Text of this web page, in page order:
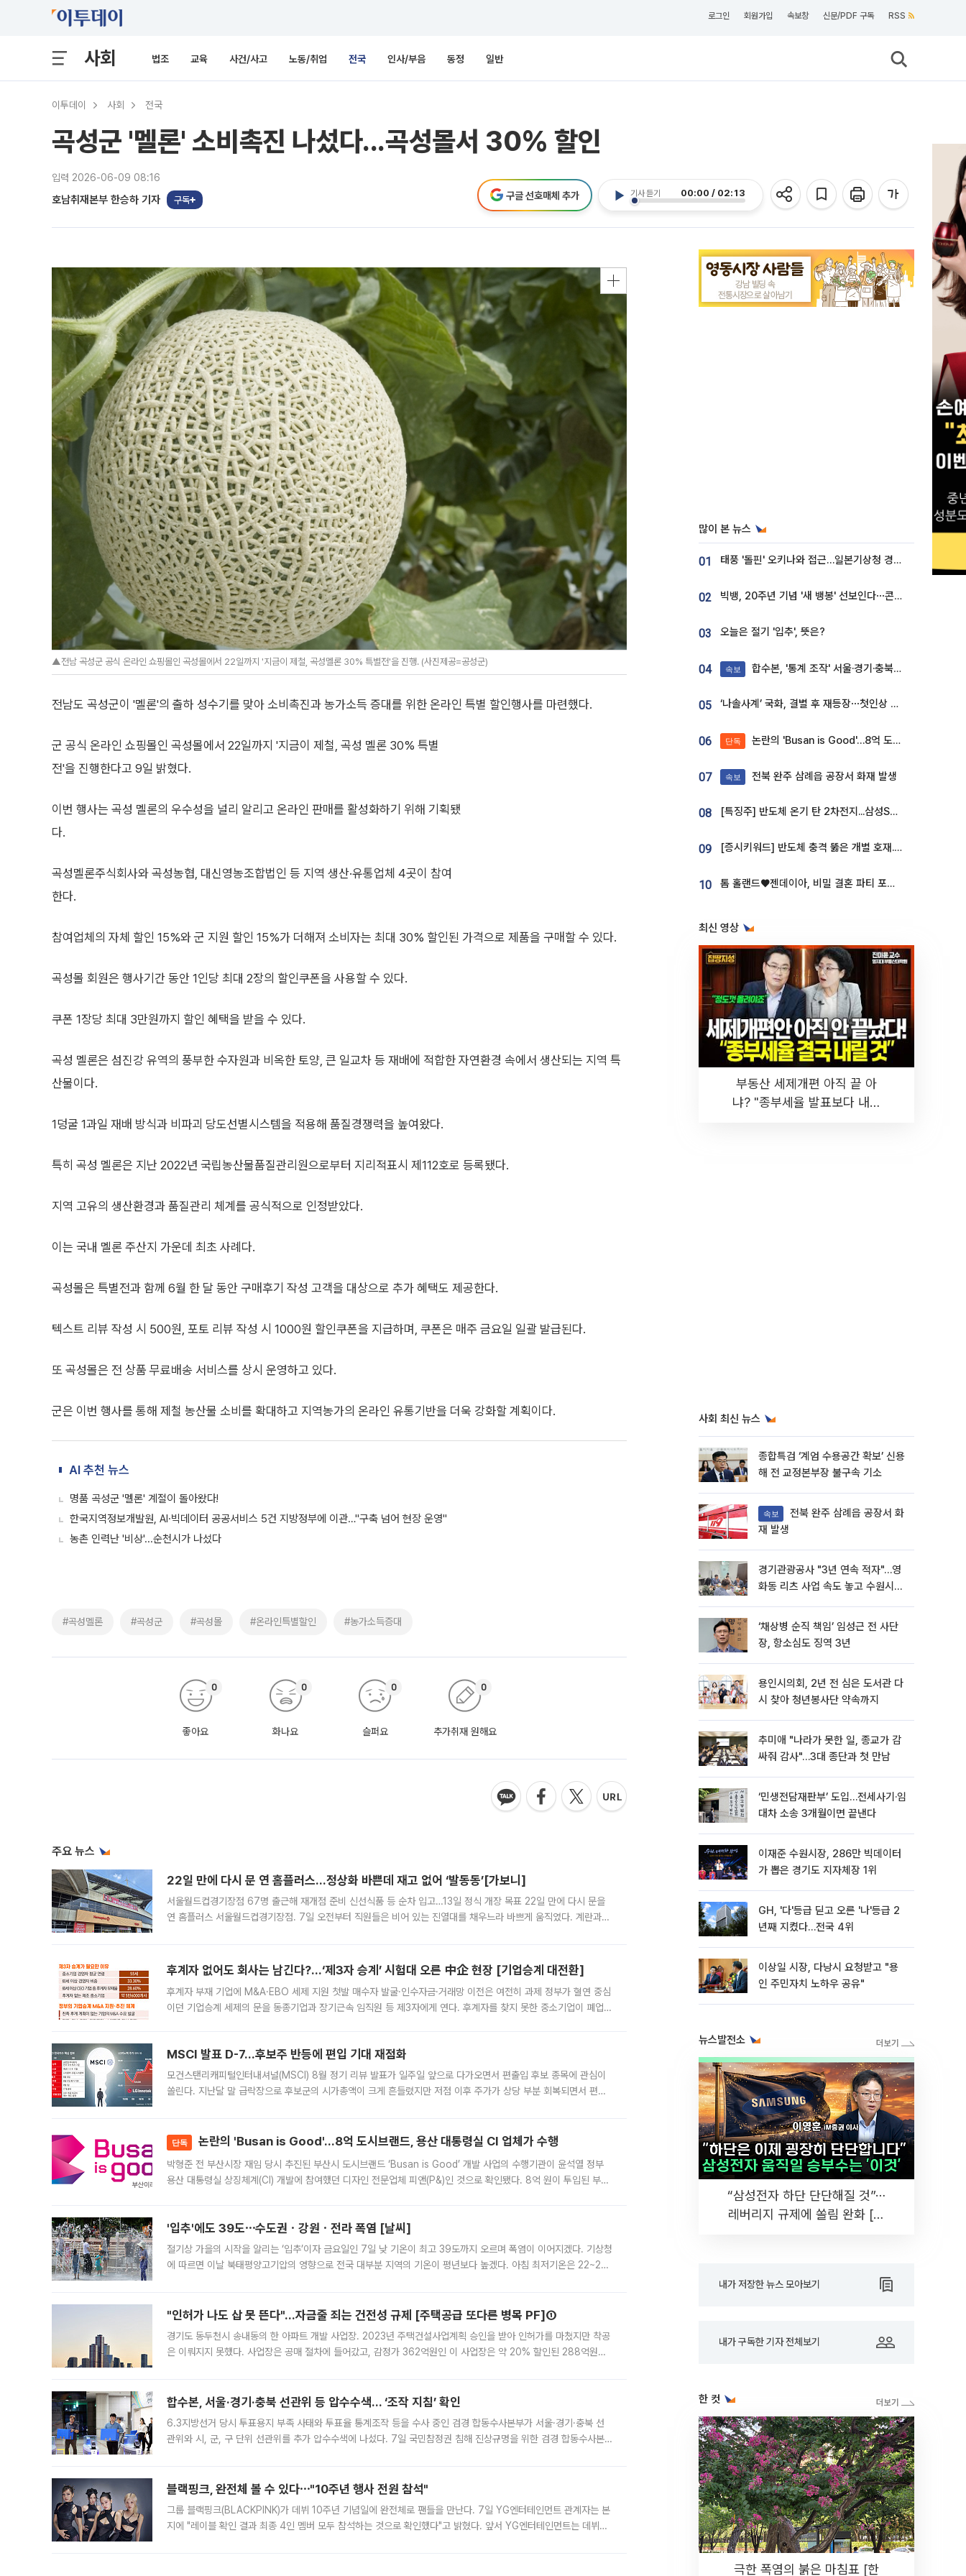
로그인 회원가입 속보창 신문/PDF 구독 RSS
사회 법조 교육 사건/사고 노동/취업 전국 인사/부음 동정 일반
이투데이 사회 전국
곡성군 '멜론' 소비촉진 나섰다...곡성몰서 30% 할인
입력 2026-06-09 08:16
호남취재본부 한승하 기자 구독
기사 듣기 00:00 / 02:13
구글 선호매체 추가
▲전남 곡성군 공식 온라인 쇼핑몰인 곡성몰에서 22일까지 '지금이 제철, 곡성멜론 30% 특별전'을 진행. (사진제공=공성군)
전남도 곡성군이 '멜론'의 출하 성수기를 맞아 소비촉진과 농가소득 증대를 위한 온라인 특별 할인행사를 마련했다.
군 공식 온라인 쇼핑몰인 곡성몰에서 22일까지 '지금이 제철, 곡성 멜론 30% 특별
전'을 진행한다고 9일 밝혔다.
이번 행사는 곡성 멜론의 우수성을 널리 알리고 온라인 판매를 활성화하기 위해 기획됐
다.
곡성멜론주식회사와 곡성농협, 대신영농조합법인 등 지역 생산·유통업체 4곳이 참여
한다.
참여업체의 자체 할인 15%와 군 지원 할인 15%가 더해져 소비자는 최대 30% 할인된 가격으로 제품을 구매할 수 있다.
곡성몰 회원은 행사기간 동안 1인당 최대 2장의 할인쿠폰을 사용할 수 있다.
쿠폰 1장당 최대 3만원까지 할인 혜택을 받을 수 있다.
곡성 멜론은 섬진강 유역의 풍부한 수자원과 비옥한 토양, 큰 일교차 등 재배에 적합한 자연환경 속에서 생산되는 지역 특
산물이다.
1덩굴 1과일 재배 방식과 비파괴 당도선별시스템을 적용해 품질경쟁력을 높여왔다.
특히 곡성 멜론은 지난 2022년 국립농산물품질관리원으로부터 지리적표시 제112호로 등록됐다.
지역 고유의 생산환경과 품질관리 체계를 공식적으로 인정받았다.
이는 국내 멜론 주산지 가운데 최초 사례다.
곡성몰은 특별전과 함께 6월 한 달 동안 구매후기 작성 고객을 대상으로 추가 혜택도 제공한다.
텍스트 리뷰 작성 시 500원, 포토 리뷰 작성 시 1000원 할인쿠폰을 지급하며, 쿠폰은 매주 금요일 일괄 발급된다.
또 곡성몰은 전 상품 무료배송 서비스를 상시 운영하고 있다.
군은 이번 행사를 통해 제철 농산물 소비를 확대하고 지역농가의 온라인 유통기반을 더욱 강화할 계획이다.
AI 추천 뉴스
명품 곡성군 '멜론' 계절이 돌아왔다!
한국지역정보개발원, AI·빅데이터 공공서비스 5건 지방정부에 이관…"구축 넘어 현장 운영"
농촌 인력난 '비상'...순천시가 나섰다
#곡성멜론 #곡성군 #곡성몰 #온라인특별할인 #농가소득증대
좋아요
0
화나요
0
슬퍼요
0
추가취재 원해요
0
주요 뉴스
22일 만에 다시 문 연 홈플러스…정상화 바쁜데 재고 없어 ‘발동동’[가보니]
서울월드컵경기장점 67명 출근해 재개점 준비 신선식품 등 순차 입고…13일 정식 개장 목표 22일 만에 다시 문을
연 홈플러스 서울월드컵경기장점. 7일 오전부터 직원들은 비어 있는 진열대를 채우느라 바쁘게 움직였다. 계란과
후계자 없어도 회사는 남긴다?…‘제3자 승계’ 시험대 오른 中企 현장 [기업승계 대전환]
후계자 부재 기업에 M&A·EBO 세제 지원 첫발 매수자 발굴·인수자금·거래망 이전은 여전히 과제 정부가 혈연 중심
이던 기업승계 세제의 문을 동종기업과 장기근속 임직원 등 제3자에게 연다. 후계자를 찾지 못한 중소기업이 폐업
MSCI 발표 D-7…후보주 반등에 편입 기대 재점화
모건스탠리캐피털인터내셔널(MSCI) 8월 정기 리뷰 발표가 일주일 앞으로 다가오면서 편출입 후보 종목에 관심이
쏠린다. 지난달 말 급락장으로 후보군의 시가총액이 크게 흔들렸지만 저점 이후 주가가 상당 부분 회복되면서 편입
단독 논란의 'Busan is Good'…8억 도시브랜드, 용산 대통령실 CI 업체가 수행
박형준 전 부산시장 재임 당시 추진된 부산시 도시브랜드 ‘Busan is Good’ 개발 사업의 수행기관이 윤석열 정부
용산 대통령실 상징체계(CI) 개발에 참여했던 디자인 전문업체 피앤(P&)인 것으로 확인됐다. 8억 원이 투입된 부산
'입추'에도 39도⋯수도권ㆍ강원ㆍ전라 폭염 [날씨]
절기상 가을의 시작을 알리는 ‘입추’이자 금요일인 7일 낮 기온이 최고 39도까지 오르며 폭염이 이어지겠다. 기상청
에 따르면 이날 북태평양고기압의 영향으로 전국 대부분 지역의 기온이 평년보다 높겠다. 아침 최저기온은 22~27
"인허가 나도 삽 못 뜬다"…자금줄 죄는 건전성 규제 [주택공급 또다른 병목 PF]①
경기도 동두천시 송내동의 한 아파트 개발 사업장. 2023년 주택건설사업계획 승인을 받아 인허가를 마쳤지만 착공
은 이뤄지지 못했다. 사업장은 공매 절차에 들어갔고, 감정가 362억원인 이 사업장은 약 20% 할인된 288억원에
합수본, 서울·경기·충북 선관위 등 압수수색… ‘조작 지침’ 확인
6.3지방선거 당시 투표용지 부족 사태와 투표율 통계조작 등을 수사 중인 검경 합동수사본부가 서울·경기·충북 선
관위와 시, 군, 구 단위 선관위를 추가 압수수색에 나섰다. 7일 국민참정권 침해 진상규명을 위한 검경 합동수사본
블랙핑크, 완전체 볼 수 있다⋯"10주년 행사 전원 참석"
그룹 블랙핑크(BLACKPINK)가 데뷔 10주년 기념일에 완전체로 팬들을 만난다. 7일 YG엔터테인먼트 관계자는 본
지에 "레이블 확인 결과 최종 4인 멤버 모두 참석하는 것으로 확인했다"고 밝혔다. 앞서 YG엔터테인먼트는 데뷔
많이 본 뉴스
01 태풍 '돌핀' 오키나와 접근…일본기상청 경로 업데이트
02 빅뱅, 20주년 기념 '새 뱅봉' 선보인다⋯콘서트 앞두고 팝업 개최
03 오늘은 절기 '입추', 뜻은?
04 속보 합수본, '통계 조작' 서울·경기·충북 선관위 등 추가 압수수색
05 ‘나솔사계’ 국화, 결별 후 재등장⋯첫인상 투표 휩쓸고 ‘인기녀’ 등극
06 단독 논란의 'Busan is Good'…8억 도시브랜드, 용산 대통령실 CI 업체가 수행
07 속보 전북 완주 삼례읍 공장서 화재 발생
08 [특징주] 반도체 온기 탄 2차전지...삼성SDI, 장 초반 7% 넘게 껑충
09 [증시키워드] 반도체 충격 뚫은 개별 호재...포스코퓨처엠·에코프로·한화솔루션 '눈길'
10 톰 홀랜드♥젠데이아, 비밀 결혼 파티 포착⋯호텔 대관비만 9억
최신 영상
부동산 세제개편 아직 끝 아
냐? "종부세율 발표보다 내릴
사회 최신 뉴스
종합특검 ‘계엄 수용공간 확보’ 신용
해 전 교정본부장 불구속 기소
속보
재 발생
경기관광공사 "3년 연속 적자"…영
화동 리츠 사업 속도 놓고 수원시와
‘채상병 순직 책임’ 임성근 전 사단
장, 항소심도 징역 3년
용인시의회, 2년 전 심은 도서관 다
시 찾아 청년봉사단 약속까지
추미애 "나라가 못한 일, 종교가 감
싸줘 감사"…3대 종단과 첫 만남
‘민생전담재판부’ 도입…전세사기·임
대차 소송 3개월이면 끝낸다
이재준 수원시장, 286만 빅데이터
가 뽑은 경기도 지자체장 1위
GH, '다'등급 딛고 오른 '나'등급 2
년째 지켰다…전국 4위
이상일 시장, 다낭시 요청받고 "용
인 주민자치 노하우 공유"
뉴스발전소
“삼성전자 하단 단단해질 것”⋯
레버리지 규제에 쏠림 완화 [찐
내가 저장한 뉴스 모아보기
내가 구독한 기자 전체보기
한 컷
극한 폭염의 붉은 마침표 [한